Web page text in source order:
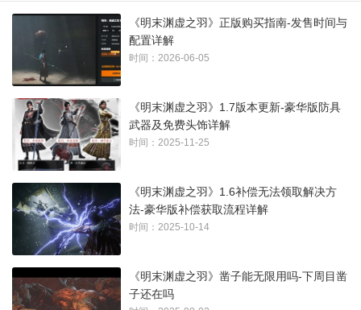
乌色网巾、寒玉秋水、敞檐大帽、玄色高顶帽
《明末渊虚之羽》正版购买指南-发售时间与
配置详解
时间：2026-06-05
《明末渊虚之羽》1.7版本更新-豪华版防具
武器及免费头饰详解
时间：2025-11-25
《明末渊虚之羽》1.6补偿无法领取解决方
法-豪华版补偿获取流程详解
时间：2025-10-14
《明末渊虚之羽》凿子能无限用吗-下周目凿
子还在吗